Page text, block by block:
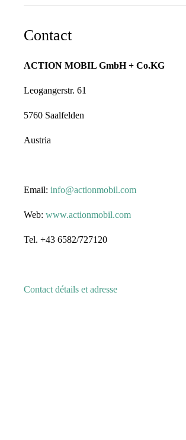
Contact
ACTION MOBIL GmbH + Co.KG
Leogangerstr. 61
5760 Saalfelden
Austria
Email: info@actionmobil.com
Web: www.actionmobil.com
Tel. +43 6582/727120
Contact détails et adresse